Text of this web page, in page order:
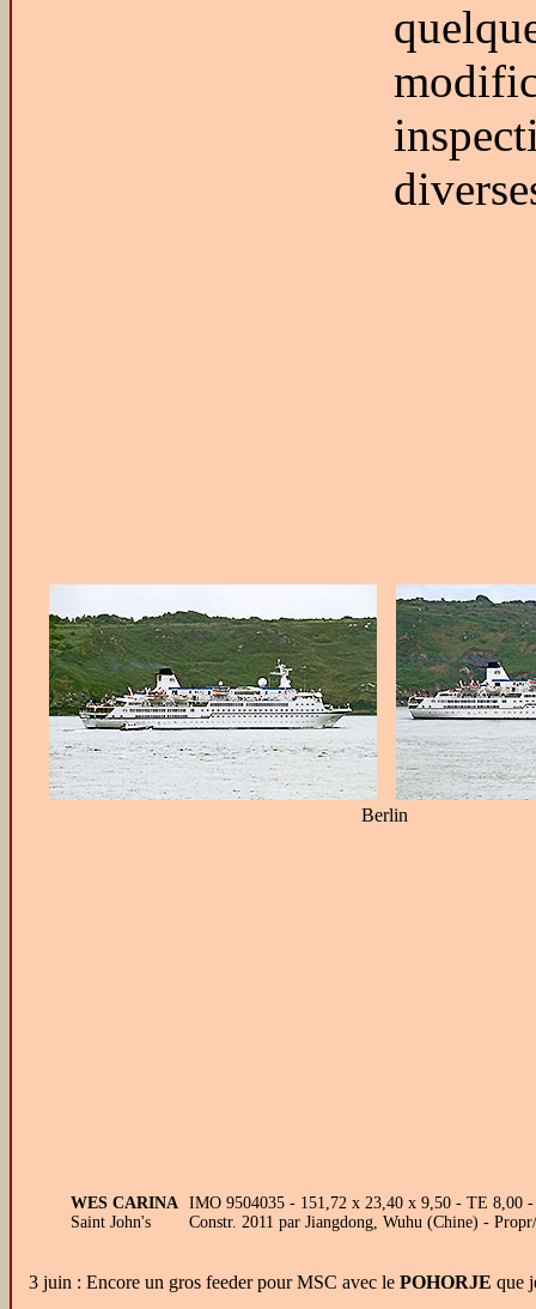
Berlin
WES CARINA
Saint John's
IMO 9504035 - 151,72 x 23,40 x 9,50 - TE 8,00
Constr. 2011 par Jiangdong, Wuhu (Chine) -
3 juin : Encore un gros feeder pour MSC avec le POHORJE que